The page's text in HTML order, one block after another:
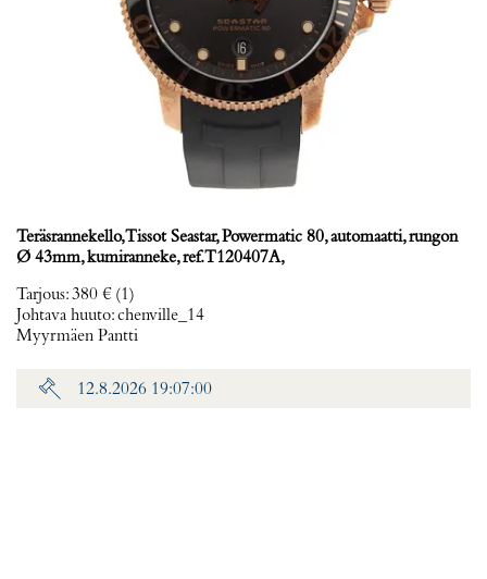
Teräsrannekello, Tissot Seastar, Powermatic 80, automaatti, rungon
Ø 43mm, kumiranneke, ref. T120407A,
Tarjous:380 € (1)
Johtava huuto:chenville_14
Myyrmäen Pantti
12.8.2026 19:07:00